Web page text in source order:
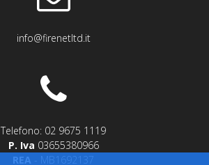
info@firenetltd.it
Telefono: 02 9675 1119
P. Iva 03655380966
REA - MB1692137